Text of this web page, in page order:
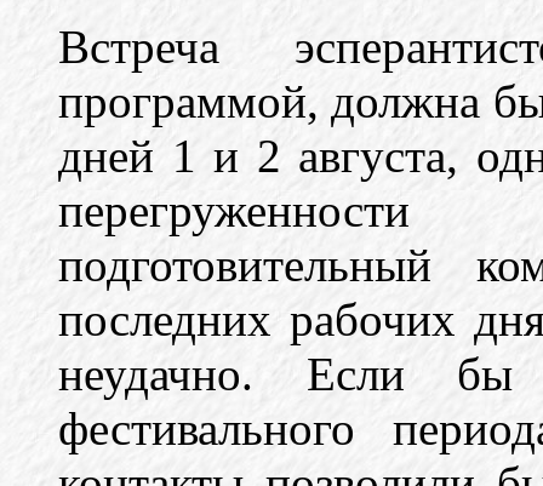
Встреча
программой, должна
дней 1 и 2 августа,
подготовительный
последних рабочих
неудачно. Если
фестивального